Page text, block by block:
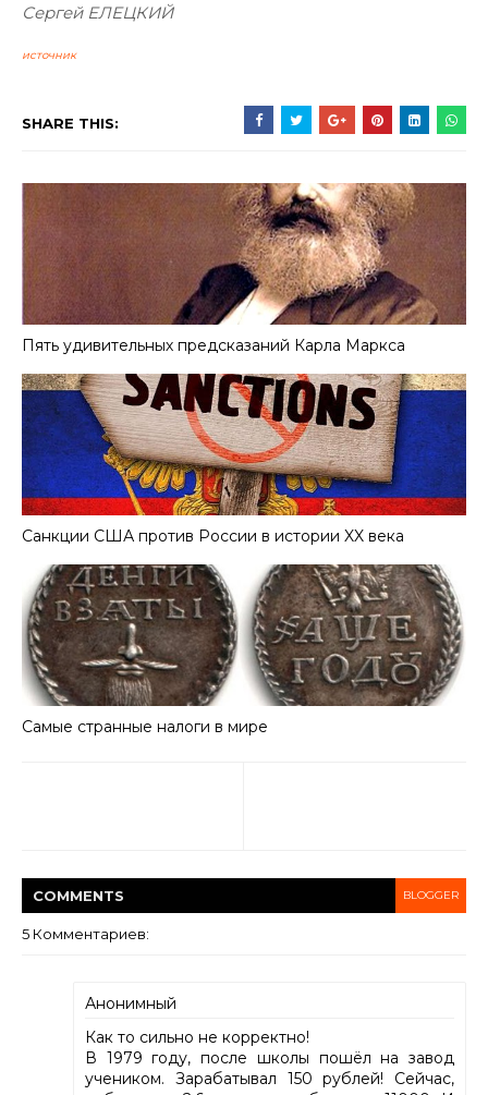
Сергей ЕЛЕЦКИЙ
источник
SHARE THIS:
Пять удивительных предсказаний Карла Маркса
Санкции США против России в истории XX века
Самые странные налоги в мире
COMMENTS BLOGGER
5 Комментариев:
Анонимный
Как то сильно не корректно!
В 1979 году, после школы пошёл на завод
учеником. Зарабатывал 150 рублей! Сейчас,